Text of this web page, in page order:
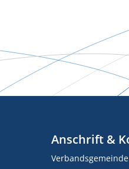
Anschrift &